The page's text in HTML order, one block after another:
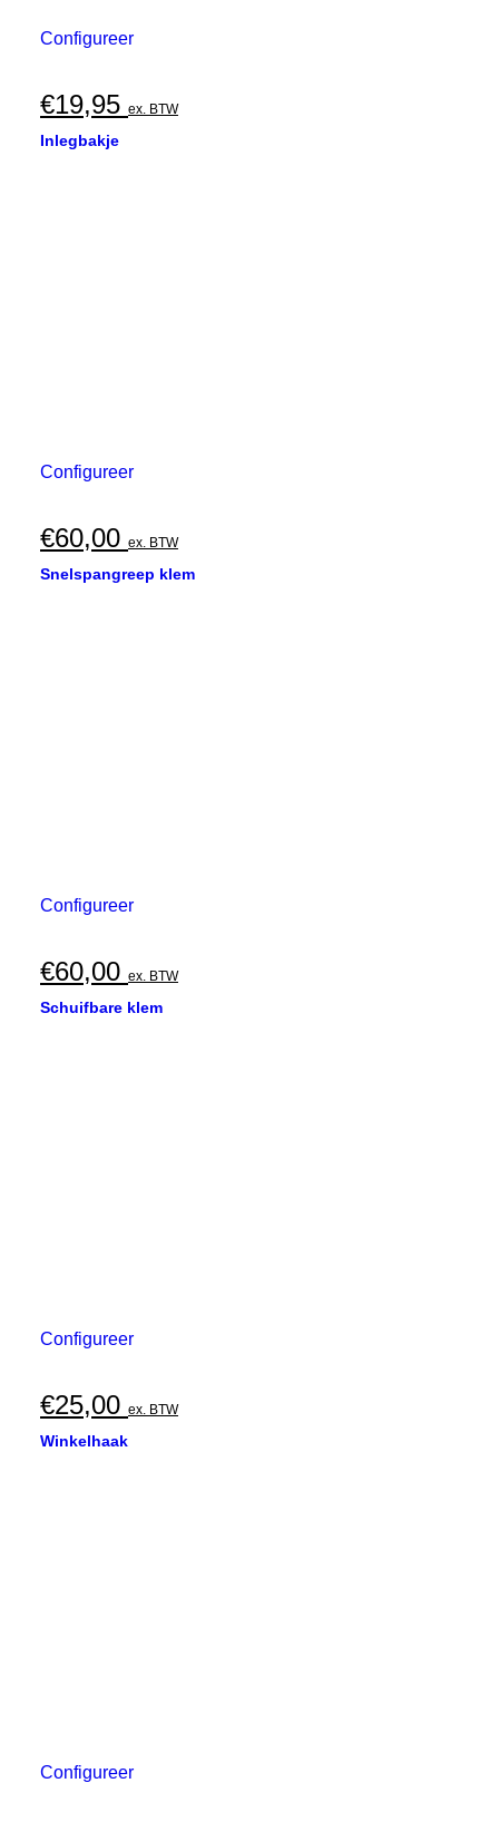
Configureer
€19,95 ex. BTW
Inlegbakje
Configureer
€60,00 ex. BTW
Snelspangreep klem
Configureer
€60,00 ex. BTW
Schuifbare klem
Configureer
€25,00 ex. BTW
Winkelhaak
Configureer